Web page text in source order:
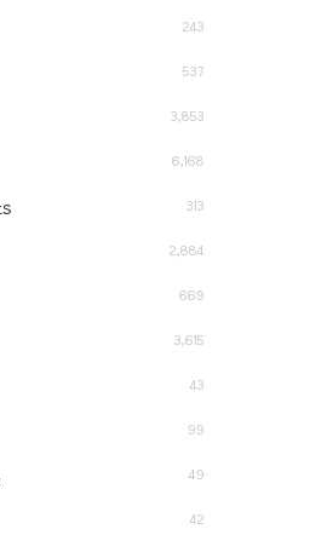
243
537
3,853
6,168
313
2,884
669
3,615
43
99
49
42